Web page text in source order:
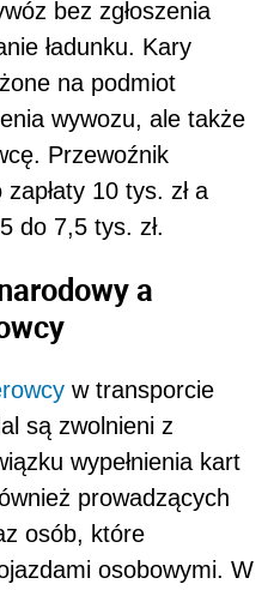
bez zgłoszenia
ładunku. Kary
na podmiot
wywozu, ale także
Przewoźnik
10 tys. zł a
do 7,5 tys. zł.
a
w transporcie
są zwolnieni z
wypełnienia kart
prowadzących
osób, które
osobowymi. W